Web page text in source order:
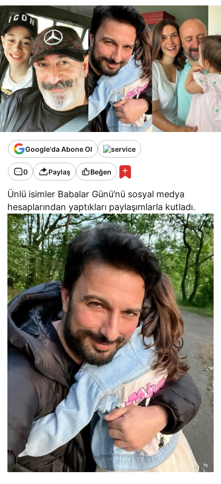
Google'da Abone Ol
0 Paylaş Beğen
Ünlü isimler Babalar Günü’nü sosyal medya
hesaplarından yaptıkları paylaşımlarla kutladı.